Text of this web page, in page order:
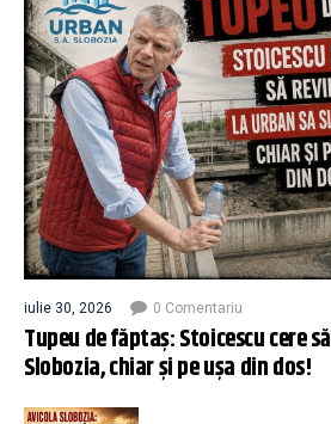
iulie 30, 2026 0 Comentariu
Tupeu de făptaș: Stoicescu cere
Slobozia, chiar și pe ușa din dos!